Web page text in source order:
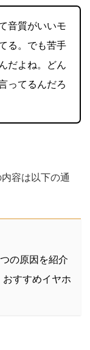
音質がいいモ
る。でも苦手
だよね。どん
ってるんだろ
容は以下の通
の原因を紹介
すすめイヤホ